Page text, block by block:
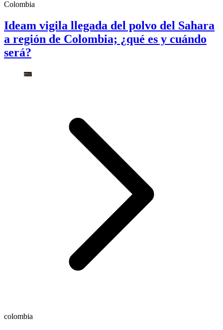
Colombia
Ideam vigila llegada del polvo del Sahara
a región de Colombia; ¿qué es y cuándo
será?
colombia